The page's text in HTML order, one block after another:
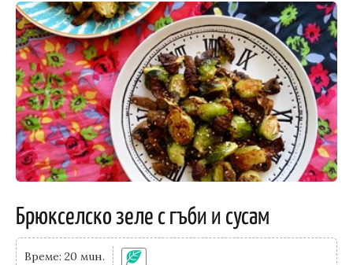
Брюкселско зеле с гъби и сусам
Време: 20 мин.